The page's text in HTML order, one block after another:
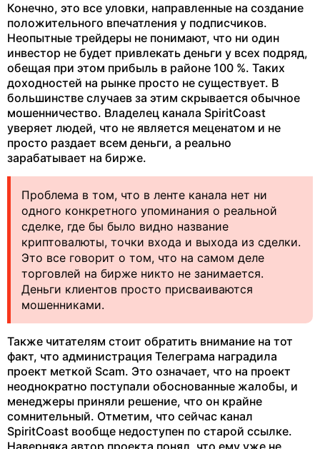
Конечно, это все уловки, направленные на создание
положительного впечатления у подписчиков.
Неопытные трейдеры не понимают, что ни один
инвестор не будет привлекать деньги у всех подряд,
обещая при этом прибыль в районе 100 %. Таких
доходностей на рынке просто не существует. В
большинстве случаев за этим скрывается обычное
мошенничество. Владелец канала SpiritCoast
уверяет людей, что не является меценатом и не
просто раздает всем деньги, а реально
зарабатывает на бирже.
Проблема в том, что в ленте канала нет ни
одного конкретного упоминания о реальной
сделке, где бы было видно название
криптовалюты, точки входа и выхода из сделки.
Это все говорит о том, что на самом деле
торговлей на бирже никто не занимается.
Деньги клиентов просто присваиваются
мошенниками.
Также читателям стоит обратить внимание на тот
факт, что администрация Телеграма наградила
проект меткой Scam. Это означает, что на проект
неоднократно поступали обоснованные жалобы, и
менеджеры приняли решение, что он крайне
сомнительный. Отметим, что сейчас канал
SpiritCoast вообще недоступен по старой ссылке.